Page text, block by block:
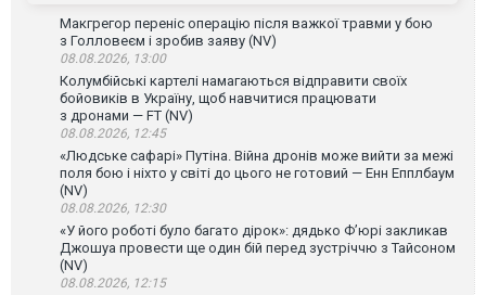
Макгрегор переніс операцію після важкої травми у бою
з Голловеєм і зробив заяву (NV)
08.08.2026, 13:00
Колумбійські картелі намагаються відправити своїх
бойовиків в Україну, щоб навчитися працювати
з дронами — FT (NV)
08.08.2026, 12:45
«Людське сафарі» Путіна. Війна дронів може вийти за межі
поля бою і ніхто у світі до цього не готовий — Енн Епплбаум
(NV)
08.08.2026, 12:30
«У його роботі було багато дірок»: дядько Ф’юрі закликав
Джошуа провести ще один бій перед зустріччю з Тайсоном
(NV)
08.08.2026, 12:15